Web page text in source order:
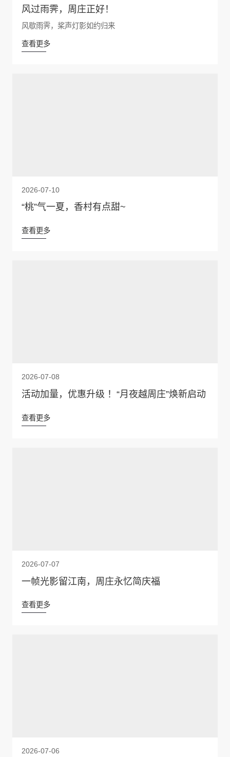
风过雨霁，周庄正好！
风歇雨霁，桨声灯影如约归来
查看更多
2026-07-10
“桃”气一夏，香村有点甜~
查看更多
2026-07-08
活动加量，优惠升级 ！“月夜越周庄”焕新启动
查看更多
2026-07-07
一帧光影留江南，周庄永忆简庆福
查看更多
2026-07-06